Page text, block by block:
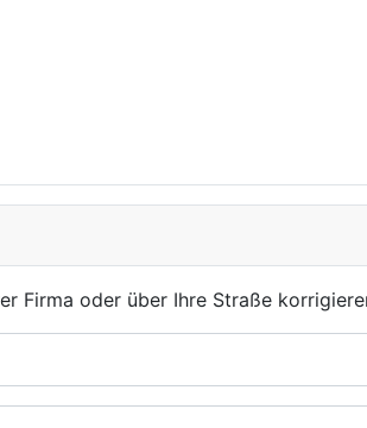
Firma oder über Ihre Straße